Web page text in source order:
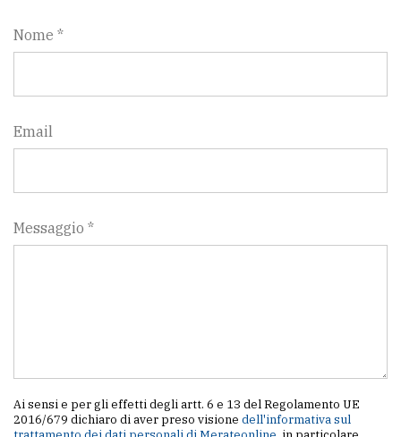
Nome *
Email
Messaggio *
Ai sensi e per gli effetti degli artt. 6 e 13 del Regolamento UE
2016/679 dichiaro di aver preso visione dell'informativa sul